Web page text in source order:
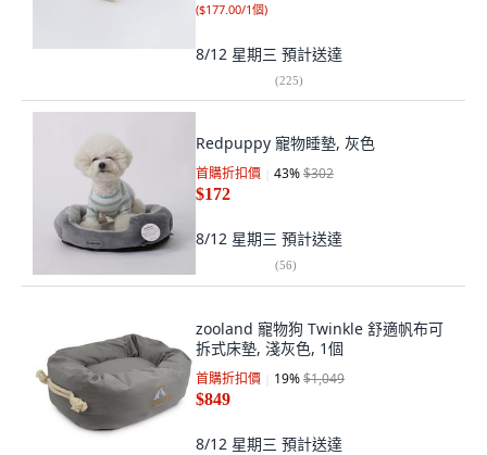
($177.00/1個)
8/12 星期三 預計送達
(225)
Redpuppy 寵物睡墊, 灰色
首購折扣價 43%$302
$172
8/12 星期三 預計送達
(56)
zooland 寵物狗 Twinkle 舒適帆布可
拆式床墊, 淺灰色, 1個
首購折扣價 19%$1,049
$849
8/12 星期三 預計送達